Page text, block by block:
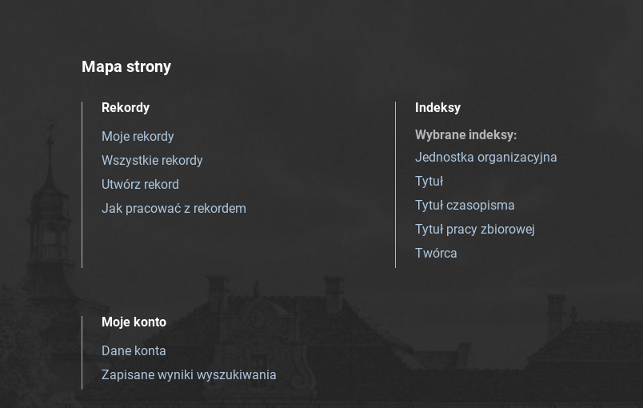
Mapa strony
Rekordy
Moje rekordy
Wszystkie rekordy
Utwórz rekord
Jak pracować z rekordem
Indeksy
Wybrane indeksy:
Jednostka organizacyjna
Tytuł
Tytuł czasopisma
Tytuł pracy zbiorowej
Twórca
Moje konto
Dane konta
Zapisane wyniki wyszukiwania